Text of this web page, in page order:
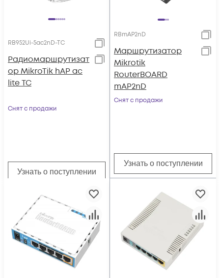
RB952Ui-5ac2nD-TC
Радиомаршрутизат
ор MikroTik hAP ac
lite TC
Снят с продажи
Узнать о поступлении
RBmAP2nD
Маршрутизатор
Mikrotik
RouterBOARD
mAP2nD
Снят с продажи
Узнать о поступлении